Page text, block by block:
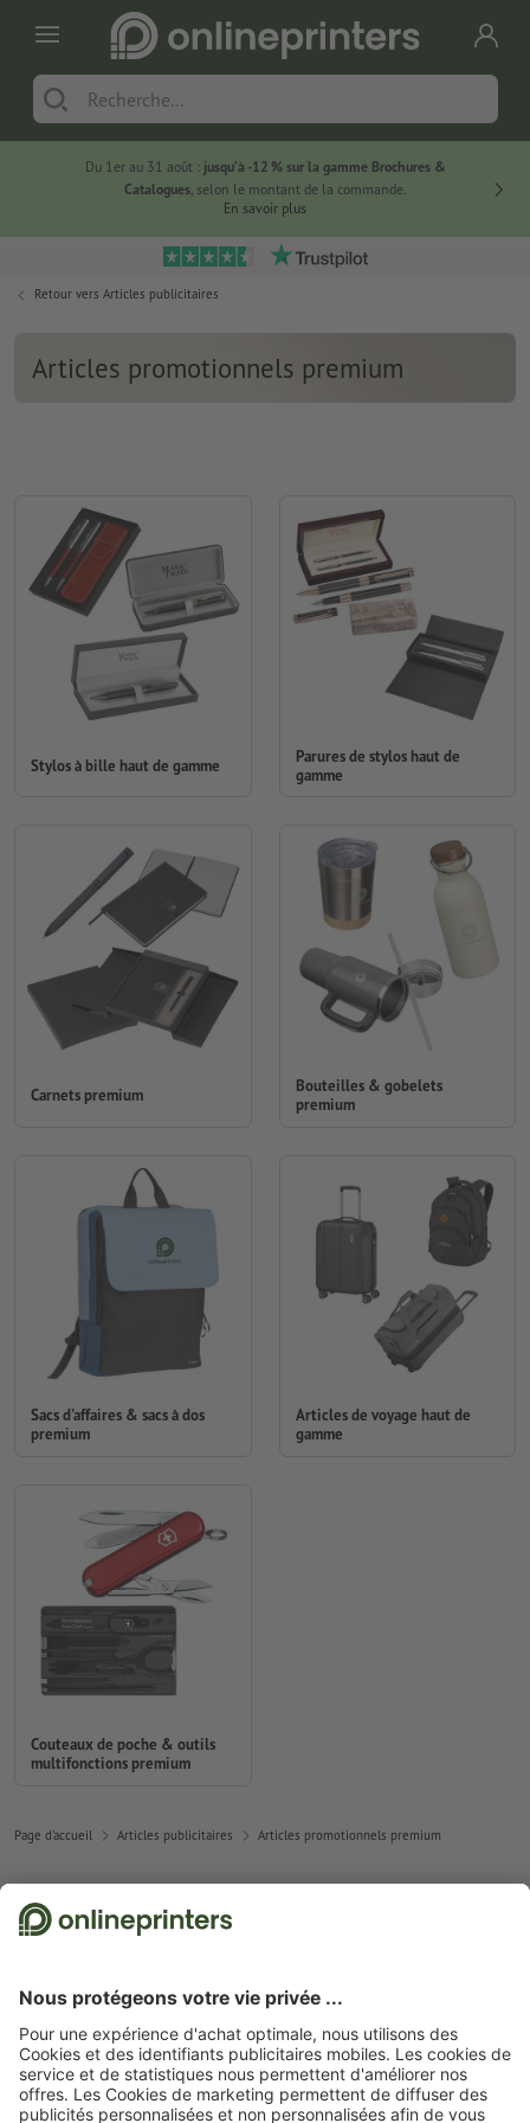
Du 1er au 31 août : jusqu’à -12 % sur la gamme Brochures &
Catalogues, selon le montant de la commande.
En savoir plus
Retour vers Articles publicitaires
Articles promotionnels premium
Stylos à bille haut de gamme
Parures de stylos haut de
gamme
Carnets premium
Bouteilles & gobelets
premium
Sacs d'affaires & sacs à dos
premium
Articles de voyage haut de
gamme
Couteaux de poche & outils
multifonctions premium
Page d'accueil Articles publicitaires Articles promotionnels premium
À propos de nous
L'entreprise
Service
Abonnez-vous à notre newsletter et profitez d'une remise de
15 %